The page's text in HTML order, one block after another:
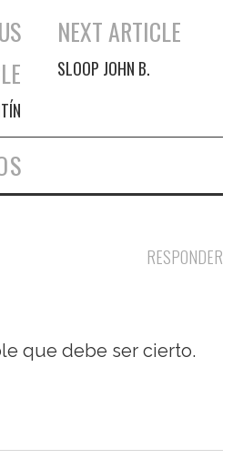
NEXT ARTICLE
SLOOP JOHN B.
RESPONDER
que debe ser cierto.